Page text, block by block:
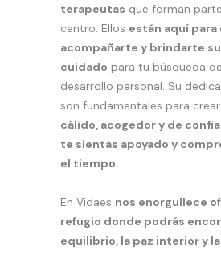
terapeutas que forman
centro. Ellos están aquí
acompañarte y brindarte
cuidado para tu búsqueda
desarrollo personal. Su
son fundamentales para
cálido, acogedor y de
te sientas apoyado y
el tiempo.
En Vidaes nos enorgullece
refugio donde podrás
equilibrio, la paz interior y